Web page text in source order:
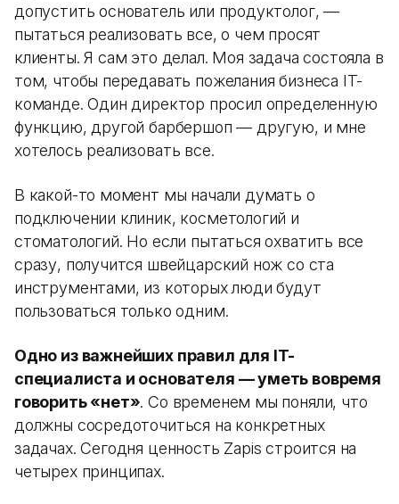
допустить основатель или продуктолог, —
пытаться реализовать все, о чем просят
клиенты. Я сам это делал. Моя задача состояла в
том, чтобы передавать пожелания бизнеса IT-
команде. Один директор просил определенную
функцию, другой барбершоп — другую, и мне
хотелось реализовать все.
В какой-то момент мы начали думать о
подключении клиник, косметологий и
стоматологий. Но если пытаться охватить все
сразу, получится швейцарский нож со ста
инструментами, из которых люди будут
пользоваться только одним.
Одно из важнейших правил для IT-
специалиста и основателя — уметь вовремя
говорить «нет». Со временем мы поняли, что
должны сосредоточиться на конкретных
задачах. Сегодня ценность Zapis строится на
четырех принципах.